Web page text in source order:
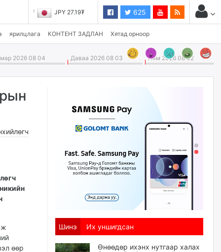
JPY 27.19₮ 625
ярилцлага КОНТЕНТ ЗАДЛАН Хятад орноор
2026 08 04 Даваа 2026 08 03 Ням 2026 08 02
өөр
Шинэ Их уншигдсан
Өнөөдөр ихэнх нутгаар халах